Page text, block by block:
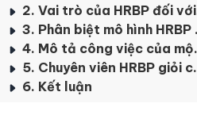
2. Vai trò của HRBP đối với một doanh nghiệp
3. Phân biệt mô hình HRBP và HR truyền thống
4. Mô tả công việc của một HRBP
5. Chuyên viên HRBP giỏi cần những năng lực gì và có mức lương thế nào?
6. Kết luận